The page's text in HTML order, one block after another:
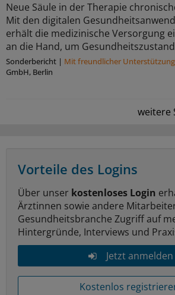
Neue Säule in der Therapie
Mit den digitalen
erhält die medizinische Versorgung
an die Hand, um
Sonderbericht | Mit freundlicher
GmbH, Berlin
weitere
Vorteile des Logins
Über unser kostenloses Login
Ärztinnen sowie andere
Gesundheitsbranche Zugriff auf
Hintergründe, Interviews und
Jetzt anmelden
Kostenlos